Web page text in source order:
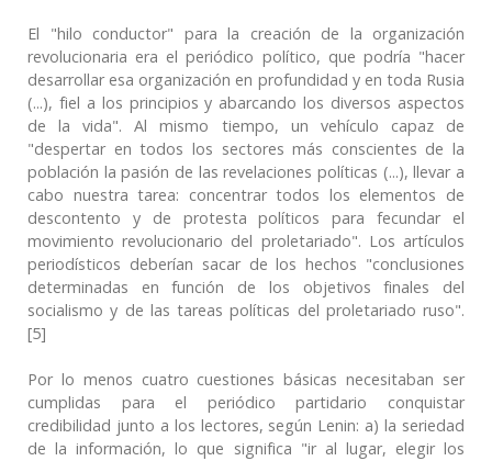
El "hilo conductor" para la creación de la organización
revolucionaria era el periódico político, que podría "hacer
desarrollar esa organización en profundidad y en toda Rusia
(...), fiel a los principios y abarcando los diversos aspectos
de la vida". Al mismo tiempo, un vehículo capaz de
"despertar en todos los sectores más conscientes de la
población la pasión de las revelaciones políticas (...), llevar a
cabo nuestra tarea: concentrar todos los elementos de
descontento y de protesta políticos para fecundar el
movimiento revolucionario del proletariado". Los artículos
periodísticos deberían sacar de los hechos "conclusiones
determinadas en función de los objetivos finales del
socialismo y de las tareas políticas del proletariado ruso".
[5]
Por lo menos cuatro cuestiones básicas necesitaban ser
cumplidas para el periódico partidario conquistar
credibilidad junto a los lectores, según Lenin: a) la seriedad
de la información, lo que significa "ir al lugar, elegir los